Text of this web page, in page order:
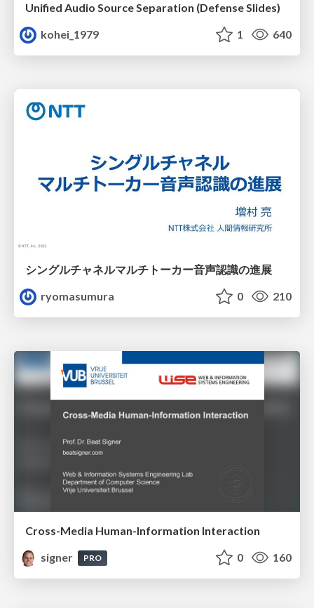
Unified Audio Source Separation (Defense Slides)
kohei_1979
1 640
シングルチャネルマルチトーカー音声認識の進展
ryomasumura
0 210
Cross-Media Human-Information Interaction
signer
PRO 0 160